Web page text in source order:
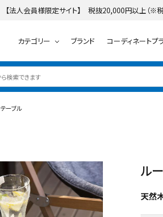
【法人会員様限定サイト】 税抜20,000円以上（※
カテゴリー ブランド コーディネートプ
テーブル
ル
天然